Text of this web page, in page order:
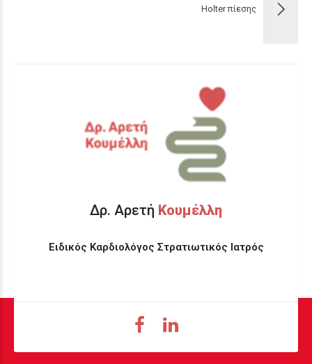
Holter πίεσης
Δρ. Αρετή Κουμέλλη
Ειδικός Καρδιολόγος Στρατιωτικός Ιατρός